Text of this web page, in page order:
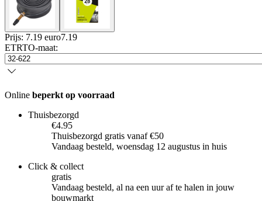
Prijs: 7.19 euro7.19
ETRTO-maat:
Online beperkt op voorraad
Thuisbezorgd
€4.95
Thuisbezorgd gratis vanaf €50
Vandaag besteld, woensdag 12 augustus in huis
Click & collect
gratis
Vandaag besteld, al na een uur af te halen in jouw
bouwmarkt